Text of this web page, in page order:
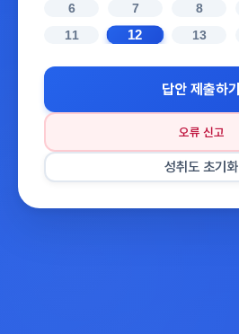
6
7 8
11
12 13
답안 제출하기
오류 신고
성취도 초기화